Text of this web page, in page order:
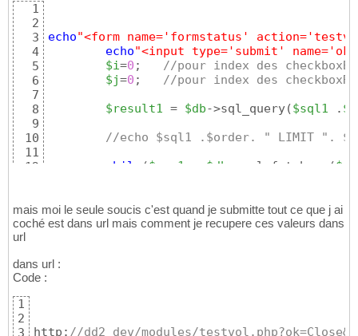
1
2
3
4
5
6
7
8
9
10
11
12
15
16
17
19
20
21
22
23
echo"<form name='formstatus'
echo"<input type='submit'
$i=0
//pour index des checkboxBG
$j=0
//pour index des checkboxRO
$result1
= $db->sql_query($sql1 .
//echo $sql1 .$order. " LIMIT ".
while
($row1 $db ->sql_fetchrow (
mais moi le seule soucis c'est quand je submitte tout ce que j ai
coché est dans url mais comment je recupere ces valeurs dans
url
dans url :
Code :
1
2
3
http: //dd2_dev/modules/